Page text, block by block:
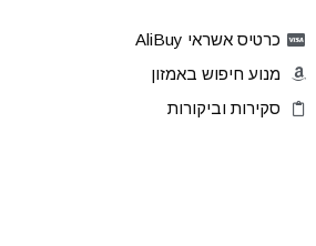
כרטיס אשראי AliBuy
מנוע חיפוש באמזון
סקירות וביקורות